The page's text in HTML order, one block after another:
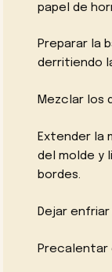
papel de
Preparar la
derritiendo
Mezclar los
Extender la
del molde y
bordes.
Dejar
Precalentar